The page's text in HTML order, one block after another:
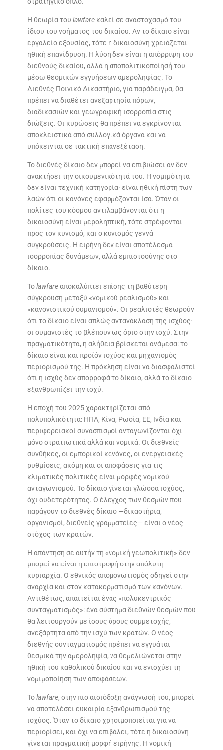
στρατηγικό όπλο.
Η θεωρία του lawfareκαλεί σε αναστοχασμό του
ίδιου του νοήματος του δικαίου. Αν το δίκαιο είναι
εργαλείο εξουσίας, τότε η δικαιοσύνη χρειάζεται
ηθική επανίδρυση. Η λύση δεν είναι η απόρριψη του
διεθνούς δικαίου, αλλά η αποπολιτικοποίησή του
μέσω θεσμικών εγγυήσεων αμεροληψίας. Το
Διεθνές Ποινικό Δικαστήριο, για παράδειγμα, θα
πρέπει να διαθέτει ανεξαρτησία πόρων,
διαδικασιών και γεωγραφική ισορροπία στις
διώξεις. Οι κυρώσεις θα πρέπει να εγκρίνονται
αποκλειστικά από συλλογικά όργανα και να
υπόκεινται σε τακτική επανεξέταση.
Το διεθνές δίκαιο δεν μπορεί να επιβιώσει αν δεν
ανακτήσει την οικουμενικότητά του. Η νομιμότητα
δεν είναι τεχνική κατηγορία· είναι ηθική πίστη των
λαών ότι οι κανόνες εφαρμόζονται ίσα. Όταν οι
πολίτες του κόσμου αντιλαμβάνονται ότι η
δικαιοσύνη είναι μεροληπτική, τότε στρέφονται
προς τον κυνισμό, και ο κυνισμός γεννά
συγκρούσεις. Η ειρήνη δεν είναι αποτέλεσμα
ισορροπίας δυνάμεων, αλλά εμπιστοσύνης στο
δίκαιο.
Τοlawfareαποκαλύπτει επίσης τη βαθύτερη
σύγκρουση μεταξύ «νομικού ρεαλισμού» και
«κανονιστικού ουμανισμού». Οι ρεαλιστές θεωρούν
ότι το δίκαιο είναι απλώς αντανάκλαση της ισχύος·
οι ουμανιστές το βλέπουν ως όριο στην ισχύ. Στην
πραγματικότητα, η αλήθεια βρίσκεται ανάμεσα: το
δίκαιο είναι και προϊόν ισχύος και μηχανισμός
περιορισμού της. Η πρόκληση είναι να διασφαλιστεί
ότι η ισχύς δεν απορροφά το δίκαιο, αλλά το δίκαιο
εξανθρωπίζει την ισχύ.
Η εποχή του 2025 χαρακτηρίζεται από
πολυπολικότητα: ΗΠΑ, Κίνα, Ρωσία, ΕΕ, Ινδία και
περιφερειακοί συνασπισμοί ανταγωνίζονται όχι
μόνο στρατιωτικά αλλά και νομικά. Οι διεθνείς
συνθήκες, οι εμπορικοί κανόνες, οι ενεργειακές
ρυθμίσεις, ακόμη και οι αποφάσεις για τις
κλιματικές πολιτικές είναι μορφές νομικού
ανταγωνισμού. Το δίκαιο γίνεται γλώσσα ισχύος,
όχι ουδετερότητας. Ο έλεγχος των θεσμών που
παράγουν το διεθνές δίκαιο —δικαστήρια,
οργανισμοί, διεθνείς γραμματείες— είναι ο νέος
στόχος των κρατών.
Η απάντηση σε αυτήν τη «νομική γεωπολιτική» δεν
μπορεί να είναι η επιστροφή στην απόλυτη
κυριαρχία. Ο εθνικός απομονωτισμός οδηγεί στην
αναρχία και στον κατακερματισμό των κανόνων.
Αντιθέτως, απαιτείται ένας «πολυκεντρικός
συνταγματισμός»: ένα σύστημα διεθνών θεσμών που
θα λειτουργούν με ίσους όρους συμμετοχής,
ανεξάρτητα από την ισχύ των κρατών. Ο νέος
διεθνής συνταγματισμός πρέπει να εγγυάται
θεσμικά την αμεροληψία, να θεμελιώνεται στην
ηθική του καθολικού δικαίου και να ενισχύει τη
νομιμοποίηση των αποφάσεων.
Τοlawfare, στην πιο αισιόδοξη ανάγνωσή του, μπορεί
να αποτελέσει ευκαιρία εξανθρωπισμού της
ισχύος. Όταν το δίκαιο χρησιμοποιείται για να
περιορίσει, και όχι να επιβάλει, τότε η δικαιοσύνη
γίνεται πραγματική μορφή ειρήνης. Η νομική